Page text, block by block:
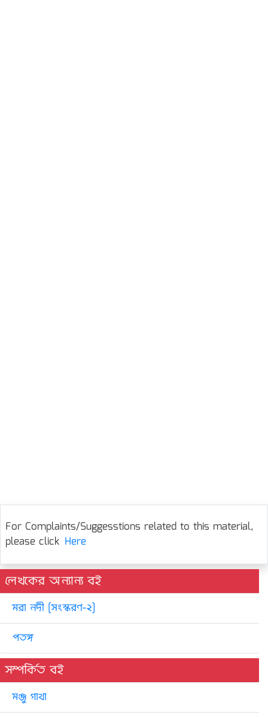
For Complaints/Suggesstions related to this material,
please click Here
লেখকের অন্যান্য বই
মরা নদী [সংস্করণ-২]
পতঙ্গ
সম্পর্কিত বই
মঞ্জু গাথা